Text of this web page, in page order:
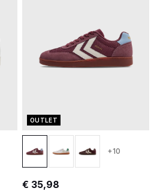
OUTLET
+10
€ 35,98